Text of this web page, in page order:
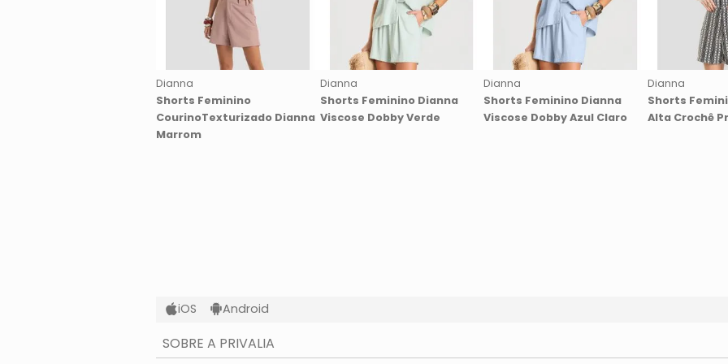
Dianna
Shorts Feminino
CourinoTexturizado Dianna
Marrom
Dianna
Shorts Feminino Dianna
Viscose Dobby Verde
Dianna
Shorts Feminino Dianna
Viscose Dobby Azul Claro
Dianna
Shorts
Alta Crochê
iOS Android
SOBRE A PRIVALIA